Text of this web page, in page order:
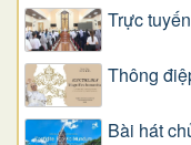
Trực
Thông
Bài hát